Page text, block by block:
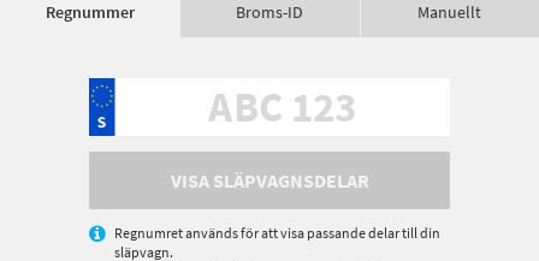
Regnummer Broms-ID Manuellt
VISA SLÄPVAGNSDELAR
Regnumret används för att visa passande delar till din
släpvagn.